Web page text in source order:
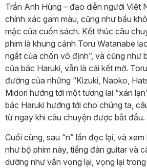
Trần Anh Hùng – đạo diễn người Việt
chính xác gam màu, cũng như bầu
mặc của cuốn sách. Kết thúc câu
phim là khung cảnh Toru Watanabe
ngắt của chốn vô định”, và cũng như
của bác Haruki, vẫn là cái kết mở.
đường của những “Kizuki, Naoko,
Midori hướng tới một tương lai “xán
bác Haruki hướng tới cho chúng ta,
từ ngay khi câu chuyện được bắt đầu.
Cuối cùng, sau “n” lần đọc lại, và
như bộ phim này, tiếng đàn guitar và
dường như vẫn vọng lại, vọng lại